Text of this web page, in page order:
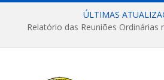
ÚLTIMAS
Relatório das Reuniões Ordinárias